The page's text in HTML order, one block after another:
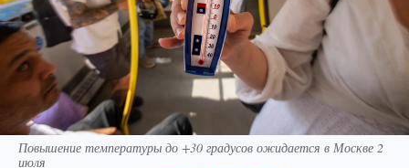
Повышение температуры до +30 градусов ожидается в Москве 2
июля